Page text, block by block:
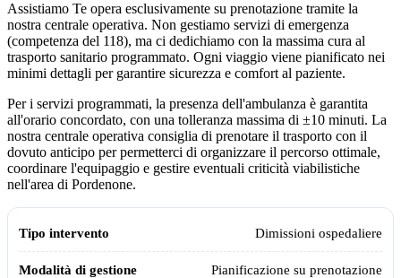
Assistiamo Te opera esclusivamente su prenotazione tramite la
nostra centrale operativa. Non gestiamo servizi di emergenza
(competenza del 118), ma ci dedichiamo con la massima cura al
trasporto sanitario programmato. Ogni viaggio viene pianificato nei
minimi dettagli per garantire sicurezza e comfort al paziente.
Per i servizi programmati, la presenza dell'ambulanza è garantita
all'orario concordato, con una tolleranza massima di ±10 minuti. La
nostra centrale operativa consiglia di prenotare il trasporto con il
dovuto anticipo per permetterci di organizzare il percorso ottimale,
coordinare l'equipaggio e gestire eventuali criticità viabilistiche
nell'area di Pordenone.
Modalità di gestione e pianificazione dell'ambulanza privata
Tipo intervento
Dimissioni ospedaliere
Pianificazione su prenotazione